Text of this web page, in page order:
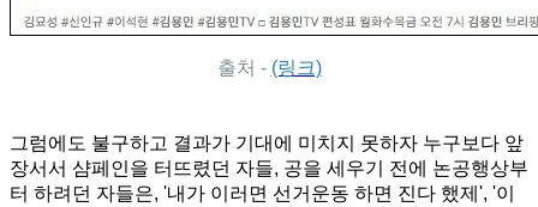
출처 - (링크)
그럼에도 불구하고 결과가 기대에 미치지 못하자 누구보다 앞
장서서 샴페인을 터뜨렸던 자들, 공을 세우기 전에 논공행상부
터 하려던 자들은, '내가 이러면 선거운동 하면 진다 했제', '이